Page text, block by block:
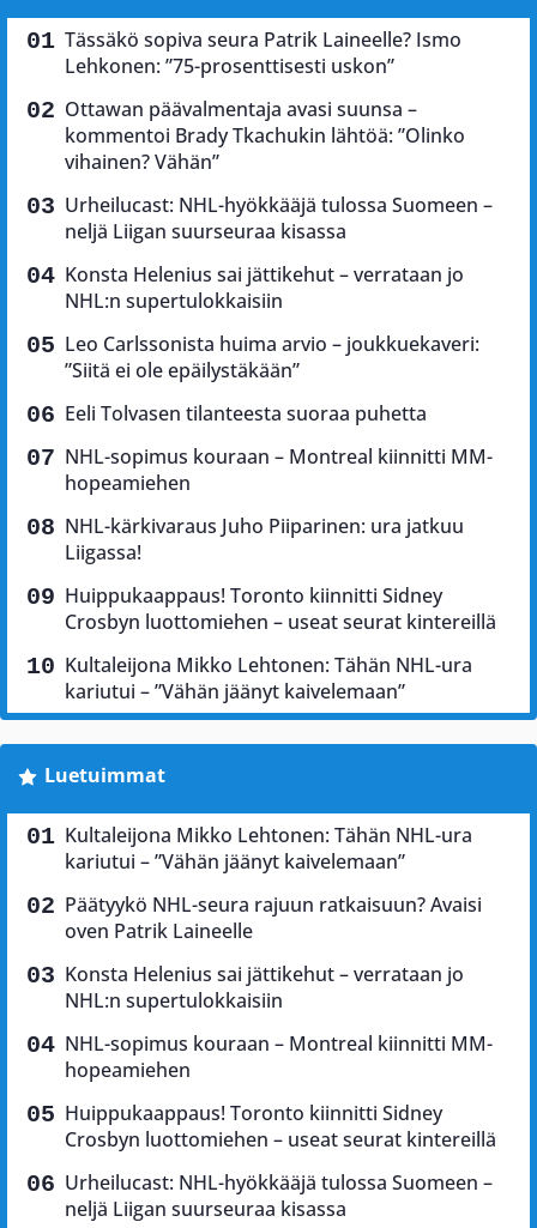
Tässäkö sopiva seura Patrik Laineelle? Ismo
Lehkonen: ”75-prosenttisesti uskon”
Ottawan päävalmentaja avasi suunsa –
kommentoi Brady Tkachukin lähtöä: ”Olinko
vihainen? Vähän”
Urheilucast: NHL-hyökkääjä tulossa Suomeen –
neljä Liigan suurseuraa kisassa
Konsta Helenius sai jättikehut – verrataan jo
NHL:n supertulokkaisiin
Leo Carlssonista huima arvio – joukkuekaveri:
”Siitä ei ole epäilystäkään”
Eeli Tolvasen tilanteesta suoraa puhetta
NHL-sopimus kouraan – Montreal kiinnitti MM-
hopeamiehen
NHL-kärkivaraus Juho Piiparinen: ura jatkuu
Liigassa!
Huippukaappaus! Toronto kiinnitti Sidney
Crosbyn luottomiehen – useat seurat kintereillä
Kultaleijona Mikko Lehtonen: Tähän NHL-ura
kariutui – ”Vähän jäänyt kaivelemaan”
Luetuimmat
Kultaleijona Mikko Lehtonen: Tähän NHL-ura
kariutui – ”Vähän jäänyt kaivelemaan”
Päätyykö NHL-seura rajuun ratkaisuun? Avaisi
oven Patrik Laineelle
Konsta Helenius sai jättikehut – verrataan jo
NHL:n supertulokkaisiin
NHL-sopimus kouraan – Montreal kiinnitti MM-
hopeamiehen
Huippukaappaus! Toronto kiinnitti Sidney
Crosbyn luottomiehen – useat seurat kintereillä
Urheilucast: NHL-hyökkääjä tulossa Suomeen –
neljä Liigan suurseuraa kisassa